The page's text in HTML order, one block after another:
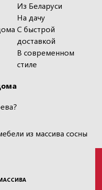
Из Беларуси
На дачу
С быстрой
доставкой
В современном
стиле
из массива сосны